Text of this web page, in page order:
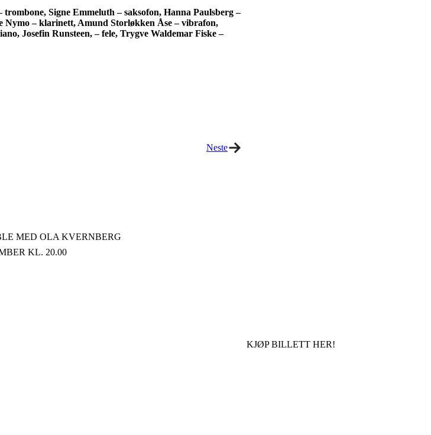
Signe Emmeluth – saksofon, Hanna Paulsberg –
Nymo – klarinett, Amund Storløkken Åse – vibrafon,
Josefin Runsteen, – fele, Trygve Waldemar Fiske –
Neste
MED OLA KVERNBERG­
KL. 20.00
KJØP BILLETT HER!